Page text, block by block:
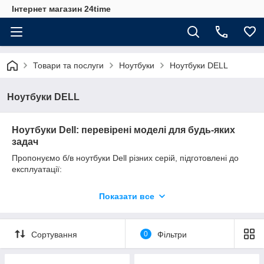
Інтернет магазин 24time
Товари та послуги Ноутбуки Ноутбуки DELL
Ноутбуки DELL
Ноутбуки Dell: перевірені моделі для будь-яких
задач
Пропонуємо б/в ноутбуки Dell різних серій, підготовлені до
експлуатації:
оптимальні для офісної роботи.
Dell Inspiron
: бюджетні моделі. Ідеальні для дому,
інтернет-серфінгу, базових задач.
Показати все
Сортування 0 Фільтри